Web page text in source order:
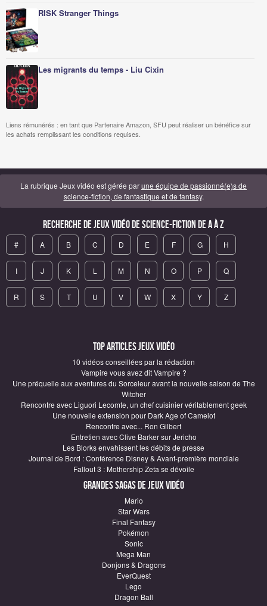
RISK Stranger Things
Les migrants du temps - Liu Cixin
Liens rémunérés : en tant que Partenaire Amazon, SFU peut réaliser un bénéfice sur
les achats remplissant les conditions requises.
La rubrique Jeux vidéo est gérée parune équipe de passionné(e)s de
science-fiction, de fantastique et de fantasy.
Recherche de Jeux vidéo de science-fiction de A à Z
# A B C D E F G H
I J K L M N O P Q
R S T U V W X Y Z
Top articles Jeux vidéo
10 vidéos conseillées par la rédaction
Vampire vous avez dit Vampire ?
Une préquelle aux aventures du Sorceleur avant la nouvelle saison de The
Witcher
Rencontre avec Liguori Lecomte, un chef cuisinier véritablement geek
Une nouvelle extension pour Dark Age of Camelot
Rencontre avec... Ron Gilbert
Entretien avec Clive Barker sur Jericho
Les Blorks envahissent les débits de presse
Journal de Bord : Conférence Disney & Avant-première mondiale
Fallout 3 : Mothership Zeta se dévoile
Grandes sagas de Jeux vidéo
Mario
Star Wars
Final Fantasy
Pokémon
Sonic
Mega Man
Donjons & Dragons
EverQuest
Lego
Dragon Ball